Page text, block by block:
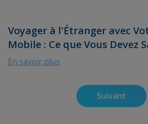
Voyager à l'Étranger avec
Mobile : Ce que Vous Devez
En savoir plus
Suivant